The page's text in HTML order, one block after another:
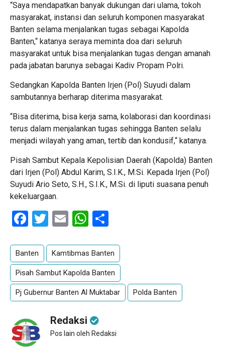
“Saya mendapatkan banyak dukungan dari ulama, tokoh
masyarakat, instansi dan seluruh komponen masyarakat
Banten selama menjalankan tugas sebagai Kapolda
Banten,“ katanya seraya meminta doa dari seluruh
masyarakat untuk bisa menjalankan tugas dengan amanah
pada jabatan barunya sebagai Kadiv Propam Polri.
Sedangkan Kapolda Banten Irjen (Pol) Suyudi dalam
sambutannya berharap diterima masyarakat.
“Bisa diterima, bisa kerja sama, kolaborasi dan koordinasi
terus dalam menjalankan tugas sehingga Banten selalu
menjadi wilayah yang aman, tertib dan kondusif,“ katanya.
Pisah Sambut Kepala Kepolisian Daerah (Kapolda) Banten
dari Irjen (Pol) Abdul Karim, S.I.K., M.Si. Kepada Irjen (Pol)
Suyudi Ario Seto, S.H., S.I.K., M.Si. di liputi suasana penuh
kekeluargaan.
Facebook
Twitter
EmailWhatsApp
Banten Kamtibmas Banten
Pisah Sambut Kapolda Banten
Pj Gubernur Banten Al Muktabar Polda Banten
Redaksi
Pos lain oleh Redaksi